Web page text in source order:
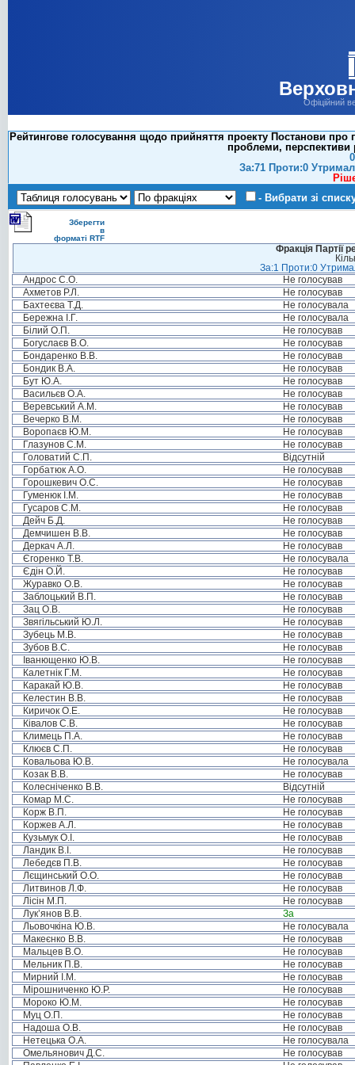
Офіційний
Рейтингове голосування щодо прийняття проекту Постанови про
проблеми, перспективи
За:71 Проти:0
- Вибрати зі
Зберегти
в
форматі RTF
Фракція Партії
За:1 Проти:0
Андрос С.О.
Не голосував
Ахметов Р.Л.
Не голосував
Бахтеєва Т.Д.
Не голосувала
Бережна І.Г.
Не голосувала
Білий О.П.
Не голосував
Богуслаєв В.О.
Не голосував
Бондаренко В.В.
Не голосував
Бондик В.А.
Не голосував
Бут Ю.А.
Не голосував
Васильєв О.А.
Не голосував
Веревський А.М.
Не голосував
Вечерко В.М.
Не голосував
Воропаєв Ю.М.
Не голосував
Глазунов С.М.
Не голосував
Головатий С.П.
Відсутній
Горбатюк А.О.
Не голосував
Горошкевич О.С.
Не голосував
Гуменюк І.М.
Не голосував
Гусаров С.М.
Не голосував
Дейч Б.Д.
Не голосував
Демчишен В.В.
Не голосував
Деркач А.Л.
Не голосував
Єгоренко Т.В.
Не голосувала
Єдін О.Й.
Не голосував
Журавко О.В.
Не голосував
Заблоцький В.П.
Не голосував
Зац О.В.
Не голосував
Звягільський Ю.Л.
Не голосував
Зубець М.В.
Не голосував
Зубов В.С.
Не голосував
Іванющенко Ю.В.
Не голосував
Калетнік Г.М.
Не голосував
Каракай Ю.В.
Не голосував
Келестин В.В.
Не голосував
Киричок О.Е.
Не голосував
Ківалов С.В.
Не голосував
Климець П.А.
Не голосував
Клюєв С.П.
Не голосував
Ковальова Ю.В.
Не голосувала
Козак В.В.
Не голосував
Колесніченко В.В.
Відсутній
Комар М.С.
Не голосував
Корж В.П.
Не голосував
Коржев А.Л.
Не голосував
Кузьмук О.І.
Не голосував
Ландик В.І.
Не голосував
Лебедєв П.В.
Не голосував
Лєщинський О.О.
Не голосував
Литвинов Л.Ф.
Не голосував
Лісін М.П.
Не голосував
Лук’янов В.В.
За
Льовочкіна Ю.В.
Не голосувала
Макеєнко В.В.
Не голосував
Мальцев В.О.
Не голосував
Мельник П.В.
Не голосував
Мирний І.М.
Не голосував
Мірошниченко Ю.Р.
Не голосував
Мороко Ю.М.
Не голосував
Муц О.П.
Не голосував
Надоша О.В.
Не голосував
Нетецька О.А.
Не голосувала
Омельянович Д.С.
Не голосував